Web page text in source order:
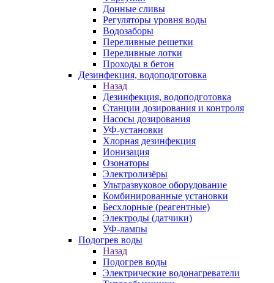
Донные сливы
Регуляторы уровня воды
Водозаборы
Переливные решетки
Переливные лотки
Проходы в бетон
Дезинфекция, водоподготовка
Назад
Дезинфекция, водоподготовка
Станции дозирования и контроля
Насосы дозирования
УФ-установки
Хлорная дезинфекция
Ионизация
Озонаторы
Электролизёры
Ультразвуковое оборудование
Комбинированные установки
Бесхлорные (реагентные)
Электроды (датчики)
УФ-лампы
Подогрев воды
Назад
Подогрев воды
Электрические водонагреватели